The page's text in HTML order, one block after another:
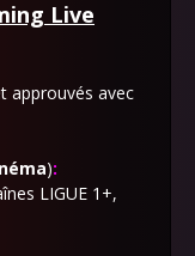
Live
approuvés avec
):
LIGUE 1+,